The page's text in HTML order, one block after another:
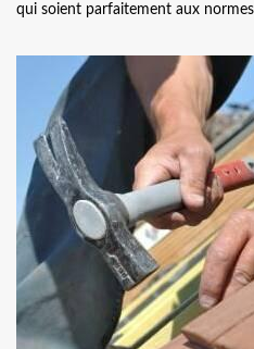
qui soient parfaitement aux